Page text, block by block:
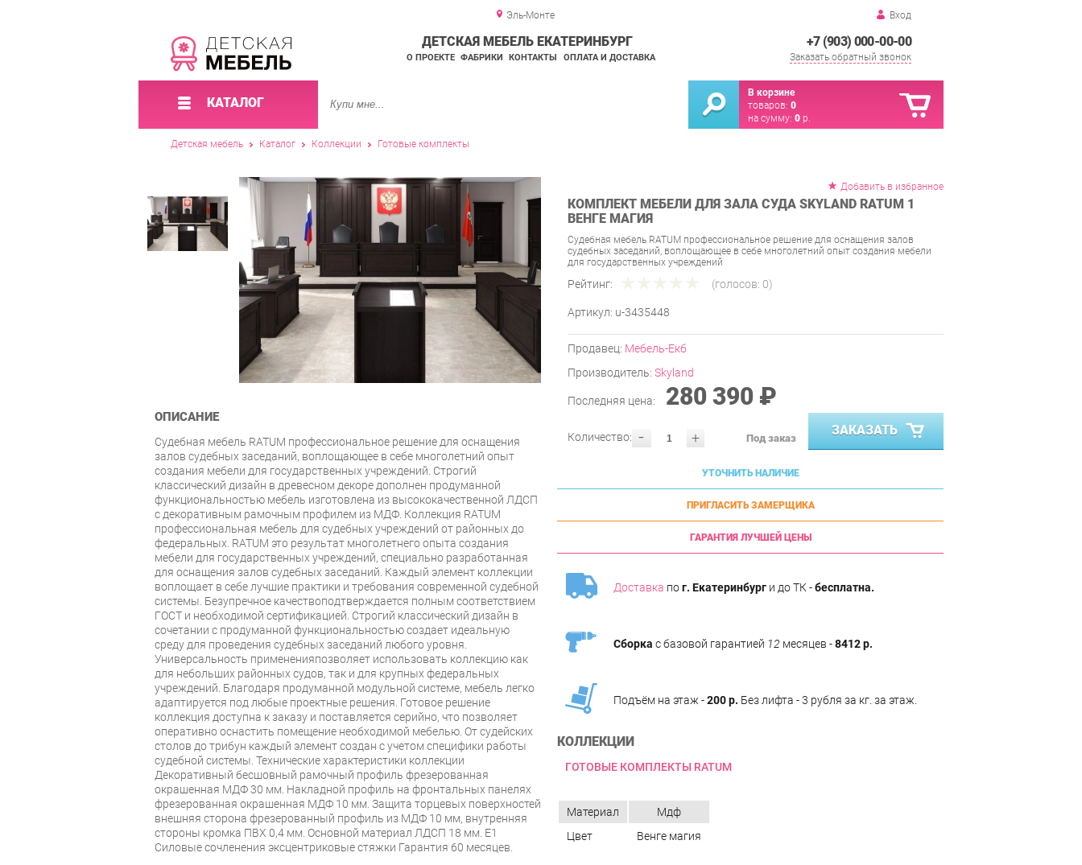
Эль-Монте Вход
+7 (903) 000-00-00
Заказать обратный звонок
ДЕТСКАЯ МЕБЕЛЬ ЕКАТЕРИНБУРГ
О ПРОЕКТЕ ФАБРИКИ КОНТАКТЫ ОПЛАТА И ДОСТАВКА
КАТАЛОГ
В корзине
товаров: 0
на сумму: 0 р.
Детская мебель Каталог Коллекции Готовые комплекты
Добавить в избранное
КОМПЛЕКТ МЕБЕЛИ ДЛЯ ЗАЛА СУДА SKYLAND RATUM 1
ВЕНГЕ МАГИЯ
Судебная мебель RATUM профессиональное решение для оснащения залов
судебных заседаний, воплощающее в себе многолетний опыт создания мебели
для государственных учреждений
Рейтинг: (голосов: 0)
Артикул: u-3435448
Продавец: Мебель-Екб
Производитель: Skyland
Последняя цена: 280 390 ₽
- +
Количество: Под заказ
ЗАКАЗАТЬ
УТОЧНИТЬ НАЛИЧИЕ
ПРИГЛАСИТЬ ЗАМЕРЩИКА
ГАРАНТИЯ ЛУЧШЕЙ ЦЕНЫ
Доставка пог. Екатеринбург и до ТК -бесплатна.
Сборка с базовой гарантией 12 месяцев -8412 р.
Подъём на этаж -200 р. Без лифта - 3 рубля за кг. за этаж.
КОЛЛЕКЦИИ
ГОТОВЫЕ КОМПЛЕКТЫ RATUM
ОПИСАНИЕ
Судебная мебель RATUM профессиональное решение для оснащения
залов судебных заседаний, воплощающее в себе многолетний опыт
создания мебели для государственных учреждений. Строгий
классический дизайн в древесном декоре дополнен продуманной
функциональностью мебель изготовлена из высококачественной ЛДСП
с декоративным рамочным профилем из МДФ. Коллекция RATUM
профессиональная мебель для судебных учреждений от районных до
федеральных. RATUM это результат многолетнего опыта создания
мебели для государственных учреждений, специально разработанная
для оснащения залов судебных заседаний. Каждый элемент коллекции
воплощает в себе лучшие практики и требования современной судебной
системы. Безупречное качествоподтверждается полным соответствием
ГОСТ и необходимой сертификацией. Строгий классический дизайн в
сочетании с продуманной функциональностью создает идеальную
среду для проведения судебных заседаний любого уровня.
Универсальность примененияпозволяет использовать коллекцию как
для небольших районных судов, так и для крупных федеральных
учреждений. Благодаря продуманной модульной системе, мебель легко
адаптируется под любые проектные решения. Готовое решение
коллекция доступна к заказу и поставляется серийно, что позволяет
оперативно оснастить помещение необходимой мебелью. От судейских
столов до трибун каждый элемент создан с учетом специфики работы
судебной системы. Технические характеристики коллекции
Декоративный бесшовный рамочный профиль фрезерованная
окрашенная МДФ 30 мм. Накладной профиль на фронтальных панелях
фрезерованная окрашенная МДФ 10 мм. Защита торцевых поверхностей
внешняя сторона фрезерованный профиль из МДФ 10 мм, внутренняя
стороны кромка ПВХ 0,4 мм. Основной материал ЛДСП 18 мм. E1
Силовые сочленения эксцентриковые стяжки Гарантия 60 месяцев.
Материал
Мдф
Цвет
Венге магия